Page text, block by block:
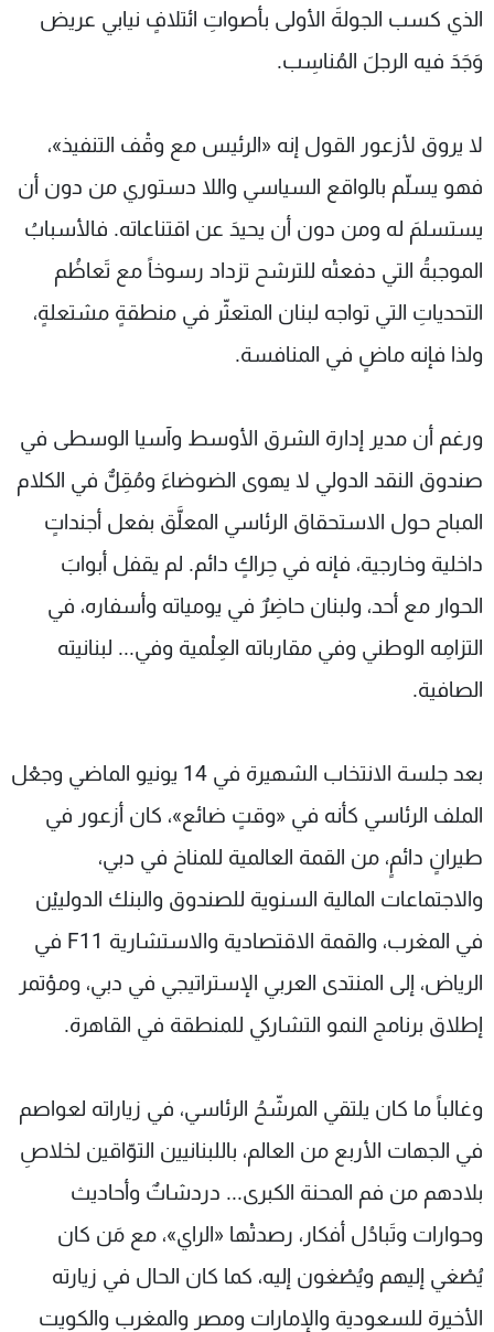
الذي كسب الجولةَ الأولى بأصواتِ ائتلافٍ نيابي عريض
وَجَدَ فيه الرجلَ المُناسِب.
لا يروق لأزعور القول إنه «الرئيس مع وقْف التنفيذ»،
فهو يسلّم بالواقع السياسي واللا دستوري من دون أن
يستسلمَ له ومن دون أن يحيدَ عن اقتناعاته. فالأسبابُ
الموجبةُ التي دفعتْه للترشح تزداد رسوخاً مع تَعاظُم
التحدياتِ التي تواجه لبنان المتعثّر في منطقةٍ مشتعلةٍ،
ولذا فإنه ماضٍ في المنافسة.
ورغم أن مدير إدارة الشرق الأوسط وآسيا الوسطى في
صندوق النقد الدولي لا يهوى الضوضاءَ ومُقِلٌّ في الكلام
المباح حول الاستحقاق الرئاسي المعلَّق بفعل أجنداتٍ
داخلية وخارجية، فإنه في حِراكٍ دائم. لم يقفل أبوابَ
الحوار مع أحد، ولبنان حاضِرٌ في يومياته وأسفاره، في
التزامِه الوطني وفي مقارباته العِلْمية وفي... لبنانيته
الصافية.
بعد جلسة الانتخاب الشهيرة في 14 يونيو الماضي وجعْل
الملف الرئاسي كأنه في «وقتٍ ضائع»، كان أزعور في
طيرانٍ دائمٍ، من القمة العالمية للمناخ في دبي،
والاجتماعات المالية السنوية للصندوق والبنك الدولييْن
في المغرب، والقمة الاقتصادية والاستشارية F11 في
الرياض، إلى المنتدى العربي الإستراتيجي في دبي، ومؤتمر
إطلاق برنامج النمو التشاركي للمنطقة في القاهرة.
وغالباً ما كان يلتقي المرشّحُ الرئاسي، في زياراته لعواصم
في الجهات الأربع من العالم، باللبنانيين التوّاقين لخلاصِ
بلادهم من فم المحنة الكبرى... دردشاتٌ وأحاديث
وحوارات وتَبادُل أفكار، رصدتْها «الراي»، مع مَن كان
يُصْغي إليهم ويُصْغون إليه، كما كان الحال في زيارته
الأخيرة للسعودية والإمارات ومصر والمغرب والكويت